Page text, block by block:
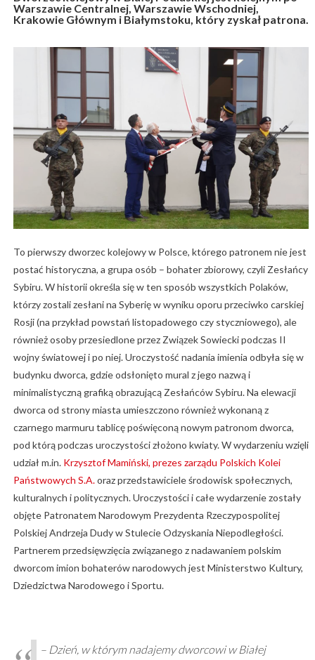
Warszawie Centralnej, Warszawie Wschodniej,
Krakowie Głównym i Białymstoku, który zyskał patrona.
To pierwszy dworzec kolejowy w Polsce, którego patronem nie jest
postać historyczna, a grupa osób – bohater zbiorowy, czyli Zesłańcy
Sybiru. W historii określa się w ten sposób wszystkich Polaków,
którzy zostali zesłani na Syberię w wyniku oporu przeciwko carskiej
Rosji (na przykład powstań listopadowego czy styczniowego), ale
również osoby przesiedlone przez Związek Sowiecki podczas II
wojny światowej i po niej. Uroczystość nadania imienia odbyła się w
budynku dworca, gdzie odsłonięto mural z jego nazwą i
minimalistyczną grafiką obrazującą Zesłańców Sybiru. Na elewacji
dworca od strony miasta umieszczono również wykonaną z
czarnego marmuru tablicę poświęconą nowym patronom dworca,
pod którą podczas uroczystości złożono kwiaty. W wydarzeniu wzięli
udział m.in. Krzysztof Mamiński, prezes zarządu Polskich Kolei
Państwowych S.A.oraz przedstawiciele środowisk społecznych,
kulturalnych i politycznych. Uroczystości i całe wydarzenie zostały
objęte Patronatem Narodowym Prezydenta Rzeczypospolitej
Polskiej Andrzeja Dudy w Stulecie Odzyskania Niepodległości.
Partnerem przedsięwzięcia związanego z nadawaniem polskim
dworcom imion bohaterów narodowych jest Ministerstwo Kultury,
Dziedzictwa Narodowego i Sportu.
– Dzień, w którym nadajemy dworcowi w Białej